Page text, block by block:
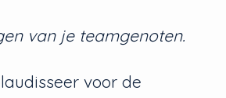
van je teamgenoten.
voor de